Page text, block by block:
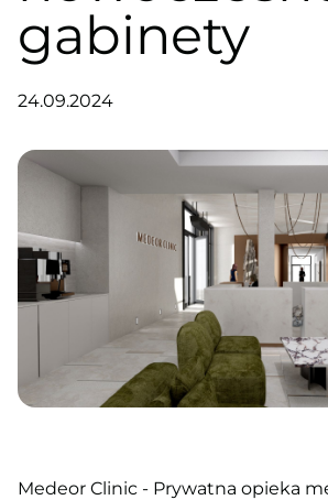
gabinety
24.09.2024
Medeor Clinic - Prywatna opieka